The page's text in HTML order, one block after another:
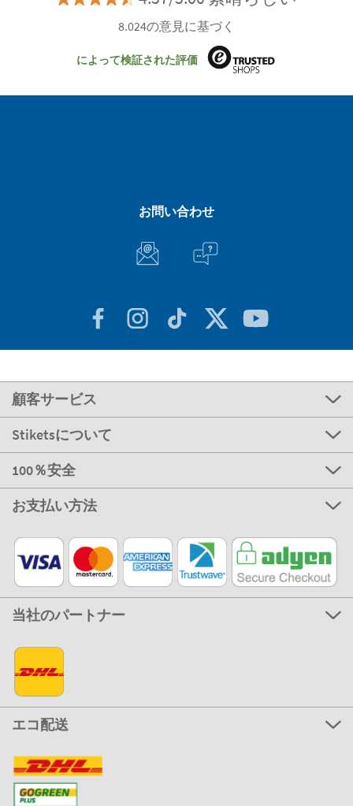
8.024の意見に基づく
によって検証された評価
お問い合わせ
顧客サービス
Stiketsについて
100％安全
お支払い方法
当社のパートナー
エコ配送